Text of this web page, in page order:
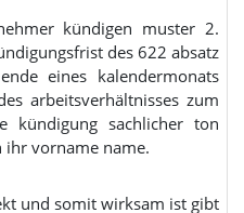
kündigen muster 2.
des 622 absatz
eines kalendermonats
arbeitsverhältnisses zum
kündigung sachlicher ton
vorname name.
und somit wirksam ist gibt